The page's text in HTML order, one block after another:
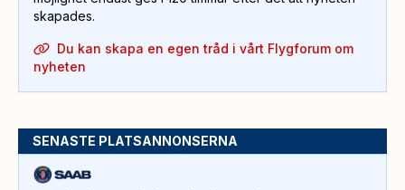
skapades.
Du kan skapa en egen tråd i vårt Flygforum om
nyheten
SENASTE PLATSANNONSERNA